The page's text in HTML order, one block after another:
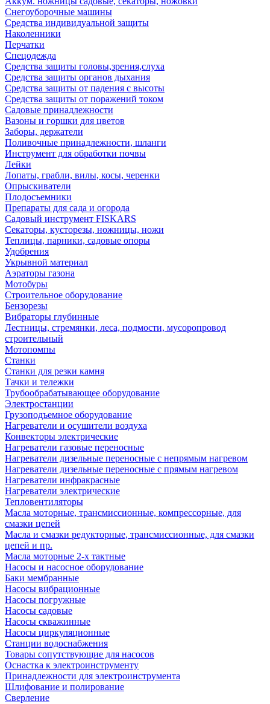
Снегоуборочные машины
Средства индивидуальной защиты
Наколенники
Перчатки
Спецодежда
Средства защиты головы,зрения,слуха
Средства защиты органов дыхания
Средства защиты от падения с высоты
Средства защиты от поражений током
Садовые принадлежности
Вазоны и горшки для цветов
Заборы, держатели
Поливочные принадлежности, шланги
Инструмент для обработки почвы
Лейки
Лопаты, грабли, вилы, косы, черенки
Опрыскиватели
Плодосъемники
Препараты для сада и огорода
Садовый инструмент FISKARS
Секаторы, кусторезы, ножницы, ножи
Теплицы, парники, садовые опоры
Удобрения
Укрывной материал
Аэраторы газона
Мотобуры
Строительное оборудование
Бензорезы
Вибраторы глубинные
Лестницы, стремянки, леса, подмости, мусоропровод
строительный
Мотопомпы
Станки
Станки для резки камня
Тачки и тележки
Трубообрабатывающее оборудование
Электростанции
Грузоподъемное оборудование
Нагреватели и осушители воздуха
Конвекторы электрические
Нагреватели газовые переносные
Нагреватели дизельные переносные с непрямым нагревом
Нагреватели дизельные переносные с прямым нагревом
Нагреватели инфракрасные
Нагреватели электрические
Тепловентиляторы
Масла моторные, трансмиссионные, компрессорные, для
смазки цепей
Масла и смазки редукторные, трансмиссионные, для смазки
цепей и пр.
Масла моторные 2-х тактные
Насосы и насосное оборудование
Баки мембранные
Насосы вибрационные
Насосы погружные
Насосы садовые
Насосы скважинные
Насосы циркуляционные
Станции водоснабжения
Товары сопутствующие для насосов
Оснастка к электроинструменту
Принадлежности для электроинструмента
Шлифование и полирование
Сверление